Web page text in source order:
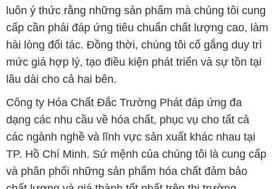
luôn ý thức rằng những sản phẩm mà chúng tôi cung
cấp cần phải đáp ứng tiêu chuẩn chất lượng cao, làm
hài lòng đối tác. Đồng thời, chúng tôi cố gắng duy trì
mức giá hợp lý, tạo điều kiện phát triển và sự tồn tại
lâu dài cho cả hai bên.
Công ty Hóa Chất Đắc Trường Phát đáp ứng đa
dạng các nhu cầu về hóa chất, phục vụ cho tất cả
các ngành nghề và lĩnh vực sản xuất khác nhau tại
TP. Hồ Chí Minh. Sứ mệnh của chúng tôi là cung cấp
và phân phối những sản phẩm hóa chất đảm bảo